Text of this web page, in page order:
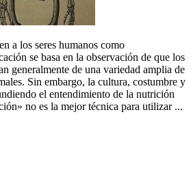
a los seres humanos como
se basa en la observación de que los
generalmente de una variedad amplia de
Sin embargo, la cultura, costumbre y
el entendimiento de la nutrición
no es la mejor técnica para utilizar ...